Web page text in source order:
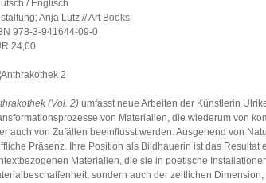
/ Englisch
Anja Lutz // Art Books
978-3-941644-09-0
24,00
(Vol. 2) umfasst neue Arbeiten der Künstlerin
von Materialien, die wiederum von
auch von Zufällen beeinflusst werden. Ausgehend von
Präsenz. Ihre Position als Bildhauerin ist das Resultat
Materialien, die sie in poetische
sondern auch der zeitlichen